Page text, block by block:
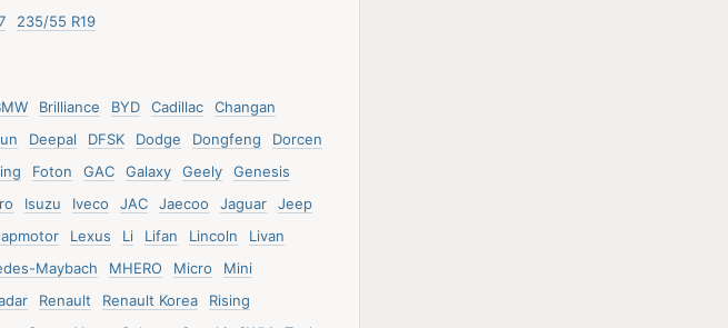
235/55 R19
Brilliance BYD Cadillac
Changan
Deepal DFSK Dodge Dongfeng
Dorcen
Foton GAC Galaxy Geely
Genesis
Isuzu Iveco JAC Jaecoo Jaguar
Jeep
Lexus Li Lifan Lincoln
Livan
Maybach MHERO Micro
Mini
Renault Renault Korea
Rising